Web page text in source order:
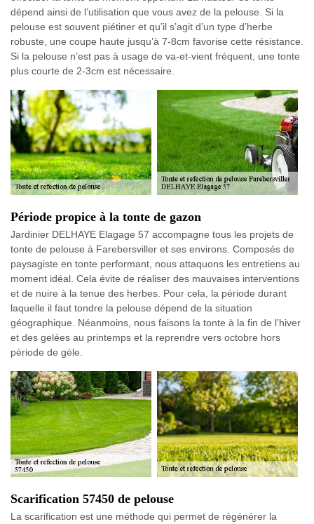
dépend ainsi de l’utilisation que vous avez de la pelouse. Si la
pelouse est souvent piétiner et qu’il s’agit d’un type d’herbe
robuste, une coupe haute jusqu’à 7-8cm favorise cette résistance.
Si la pelouse n’est pas à usage de va-et-vient fréquent, une tonte
plus courte de 2-3cm est nécessaire.
Période propice à la tonte de gazon
Jardinier DELHAYE Elagage 57 accompagne tous les projets de
tonte de pelouse à Farebersviller et ses environs. Composés de
paysagiste en tonte performant, nous attaquons les entretiens au
moment idéal. Cela évite de réaliser des mauvaises interventions
et de nuire à la tenue des herbes. Pour cela, la période durant
laquelle il faut tondre la pelouse dépend de la situation
géographique. Néanmoins, nous faisons la tonte à la fin de l’hiver
et des gelées au printemps et la reprendre vers octobre hors
période de gèle.
Scarification 57450 de pelouse
La scarification est une méthode qui permet de régénérer la